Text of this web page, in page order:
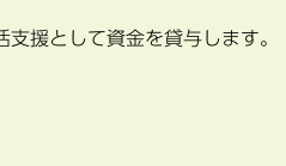
援として資金を貸与します。